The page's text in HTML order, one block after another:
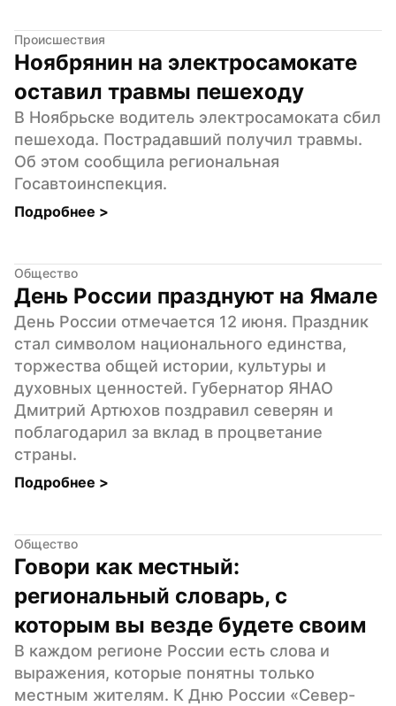
Происшествия
Ноябрянин на электросамокате
оставил травмы пешеходу
В Ноябрьске водитель электросамоката сбил
пешехода. Пострадавший получил травмы.
Об этом сообщила региональная
Госавтоинспекция.
Подробнее >
Общество
День России празднуют на Ямале
День России отмечается 12 июня. Праздник
стал символом национального единства,
торжества общей истории, культуры и
духовных ценностей. Губернатор ЯНАО
Дмитрий Артюхов поздравил северян и
поблагодарил за вклад в процветание
страны.
Подробнее >
Общество
Говори как местный:
региональный словарь, с
которым вы везде будете своим
В каждом регионе России есть слова и
выражения, которые понятны только
местным жителям. К Дню России «Север-